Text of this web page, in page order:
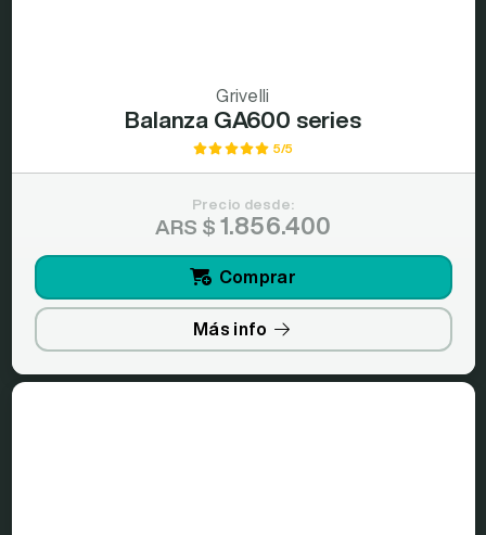
Grivelli
Balanza GA600 series
5/5
Precio desde:
ARS $ 1.856.400
Comprar
Más info